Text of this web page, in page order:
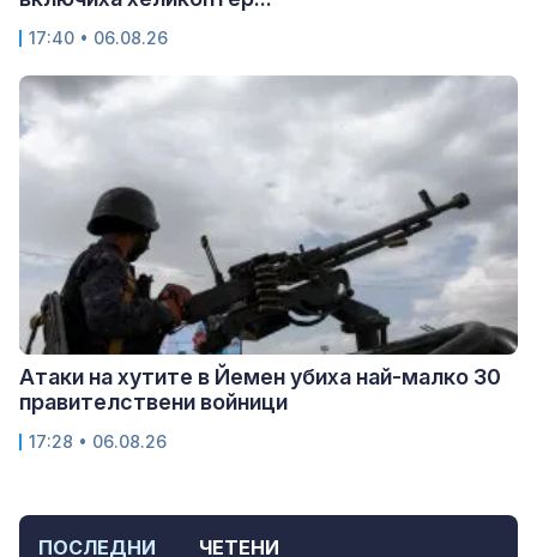
ПОСЛЕДНИ ЧЕТЕНИ
17:40 • 06.08.26
Атаки на хутите в Йемен убиха най-малко 30
правителствени войници
17:28 • 06.08.26